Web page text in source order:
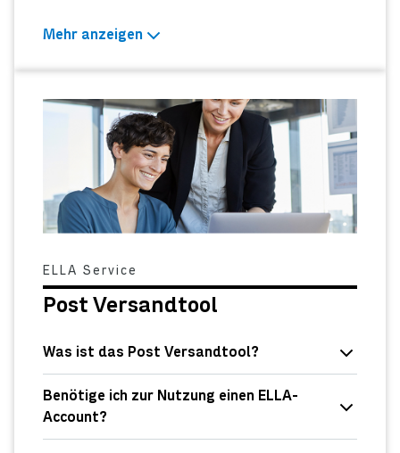
Mehr anzeigen
ELLA Service
Post Versandtool
Was ist das Post Versandtool?
Benötige ich zur Nutzung einen ELLA-
Account?